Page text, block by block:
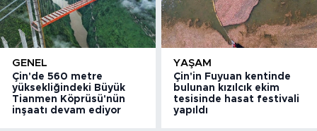
GENEL
Çin'de 560 metre
yüksekliğindeki Büyük
Tianmen Köprüsü'nün
inşaatı devam ediyor
YAŞAM
Çin'in Fuyuan kentinde
bulunan kızılcık ekim
tesisinde hasat festivali
yapıldı